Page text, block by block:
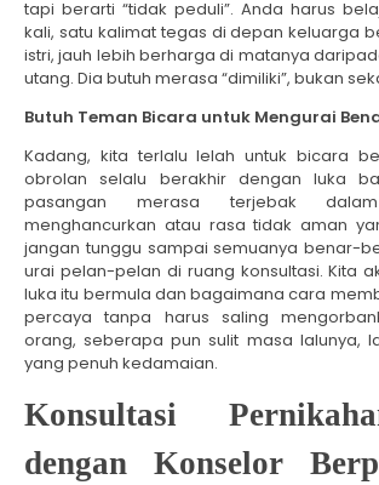
tapi berarti “tidak peduli”. Anda harus
kali, satu kalimat tegas di depan keluarga
istri, jauh lebih berharga di matanya
utang. Dia butuh merasa “dimiliki”, bukan
Butuh Teman Bicara untuk Mengurai
Kadang, kita terlalu lelah untuk bicara
obrolan selalu berakhir dengan luka
pasangan merasa terjebak
menghancurkan atau rasa tidak aman
jangan tunggu sampai semuanya benar-
urai pelan-pelan di ruang konsultasi. Kita
luka itu bermula dan bagaimana cara
percaya tanpa harus saling
orang, seberapa pun sulit masa lalunya,
yang penuh kedamaian.
Konsultasi
dengan Konselor